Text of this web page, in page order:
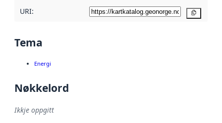
URI:
Tema
Energi
Nøkkelord
Ikkje oppgitt